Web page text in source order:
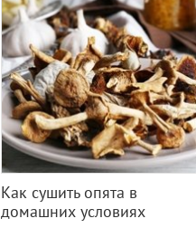
Как сушить опята в
домашних условиях